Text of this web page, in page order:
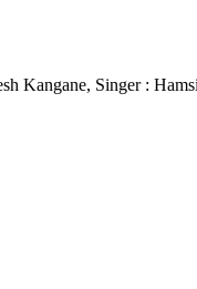
Kangane, Singer :